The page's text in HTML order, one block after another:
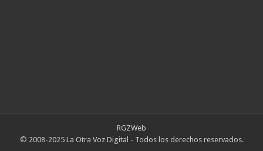
RGZWeb
© 2008-2025 La Otra Voz Digital - Todos los derechos reservados.